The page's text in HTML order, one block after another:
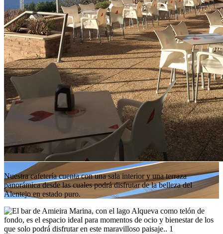
Nuestra cafetería cuenta con una sala interior y una terraza
panorámica desde las cuales podrá disfrutar de la belleza del
Alentejo en estado puro.